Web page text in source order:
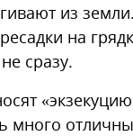
из
на
сразу.
много